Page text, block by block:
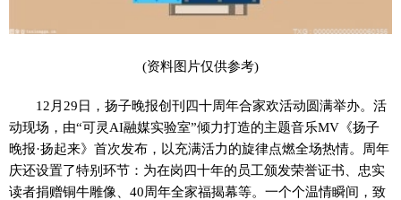
(资料图片仅供参考)
12月29日，扬子晚报创刊四十周年合家欢活动圆满举办。活
动现场，由“可灵AI融媒实验室”倾力打造的主题音乐MV《扬子
晚报·扬起来》首次发布，以充满活力的旋律点燃全场热情。周年
庆还设置了特别环节：为在岗四十年的员工颁发荣誉证书、忠实
读者捐赠铜牛雕像、40周年全家福揭幕等。一个个温情瞬间，致